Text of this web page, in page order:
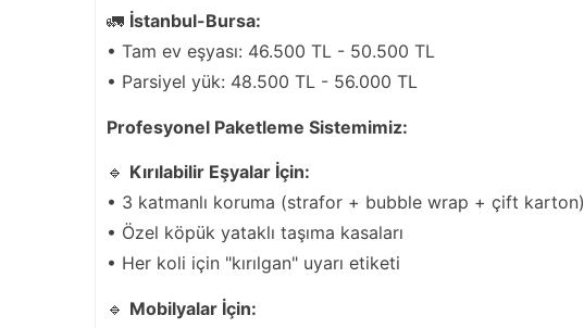
🚛 İstanbul-Bursa:
• Tam ev eşyası: 46.500 TL - 50.500 TL
• Parsiyel yük: 48.500 TL - 56.000 TL
Profesyonel Paketleme Sistemimiz:
🔹 Kırılabilir Eşyalar İçin:
• 3 katmanlı koruma (strafor + bubble wrap + çift karton)
• Özel köpük yataklı taşıma kasaları
• Her koli için "kırılgan" uyarı etiketi
🔹 Mobilyalar İçin: